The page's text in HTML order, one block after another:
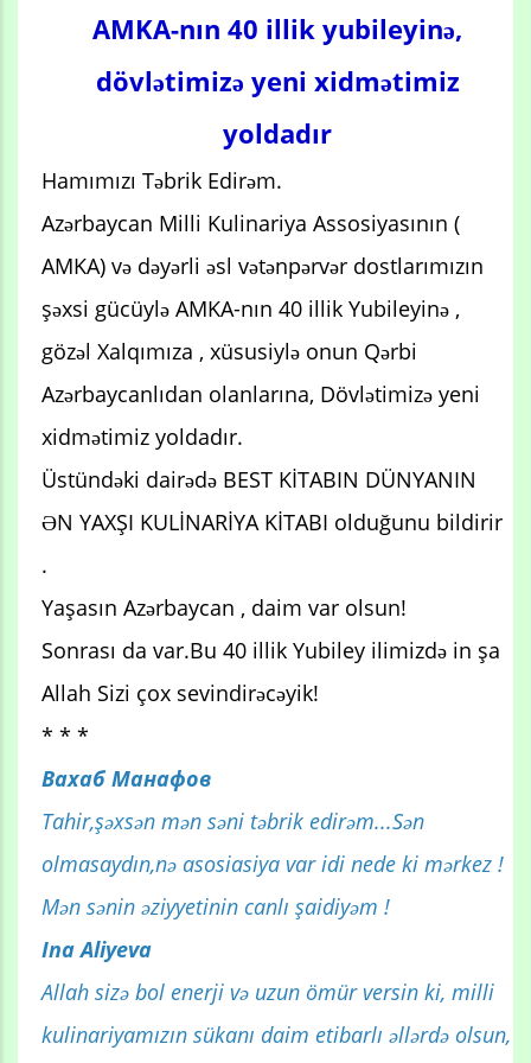
AMKA-nın 40 illik yubileyinə,
dövlətimizə yeni xidmətimiz
yoldadır
Hamımızı Təbrik Edirəm.
Azərbaycan Milli Kulinariya Assosiyasının (
AMKA) və dəyərli əsl vətənpərvər dostlarımızın
şəxsi gücüylə AMKA-nın 40 illik Yubileyinə ,
gözəl Xalqımıza , xüsusiylə onun Qərbi
Azərbaycanlıdan olanlarına, Dövlətimizə yeni
xidmətimiz yoldadır.
Üstündəki dairədə BEST KİTABIN DÜNYANIN
ƏN YAXŞI KULİNARİYA KİTABI olduğunu bildirir
.
Yaşasın Azərbaycan , daim var olsun!
Sonrası da var.Bu 40 illik Yubiley ilimizdə in şa
Allah Sizi çox sevindirəcəyik!
* * *
Вахаб Манафов
Tahir,şəxsən mən səni təbrik edirəm...Sən
olmasaydın,nə asosiasiya var idi nede ki mərkez !
Mən sənin əziyyetinin canlı şaidiyəm !
Ina Aliyeva
Allah sizə bol enerji və uzun ömür versin ki, milli
kulinariyamızın sükanı daim etibarlı əllərdə olsun,